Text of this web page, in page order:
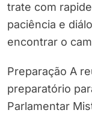
trate com
paciência e
encontrar o
Preparação A
preparatório
Parlamentar